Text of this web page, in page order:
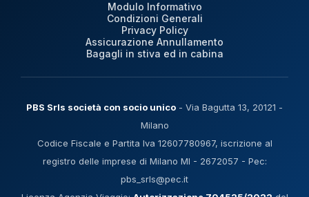
Modulo Informativo
Condizioni Generali
Privacy Policy
Assicurazione Annullamento
Bagagli in stiva ed in cabina
PBS Srls società con socio unico - Via Bagutta 13, 20121 -
Milano
Codice Fiscale e Partita Iva 12607780967, iscrizione al
registro delle imprese di Milano MI - 2672057 - Pec:
pbs_srls@pec.it